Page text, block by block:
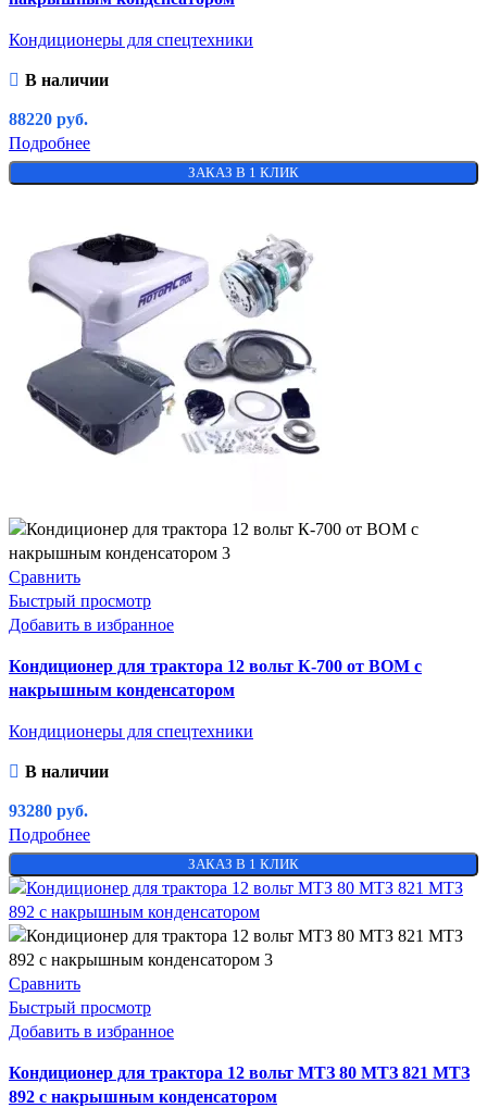
Кондиционеры для спецтехники
В наличии
88220 руб.
Подробнее
ЗАКАЗ В 1 КЛИК
Сравнить
Быстрый просмотр
Добавить в избранное
Кондиционер для трактора 12 вольт К-700 от ВОМ с
накрышным конденсатором
Кондиционеры для спецтехники
В наличии
93280 руб.
Подробнее
ЗАКАЗ В 1 КЛИК
Сравнить
Быстрый просмотр
Добавить в избранное
Кондиционер для трактора 12 вольт МТЗ 80 МТЗ 821 МТЗ
892 с накрышным конденсатором